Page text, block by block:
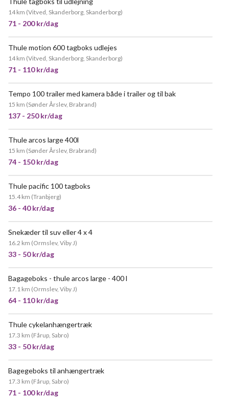
14 km (Vitved, Skanderborg, Skanderborg)
71 - 200 kr/dag
Thule motion 600 tagboks udlejes
14 km (Vitved, Skanderborg, Skanderborg)
71 - 110 kr/dag
MEGET POPULÆR
Tempo 100 trailer med kamera både i trailer og til bak
15 km (Sønder Årslev, Brabrand)
137 - 250 kr/dag
Thule arcos large 400l
15 km (Sønder Årslev, Brabrand)
74 - 150 kr/dag
Thule pacific 100 tagboks
15.4 km (Tranbjerg)
36 - 40 kr/dag
Snekæder til suv eller 4 x 4
16.2 km (Ormslev, Viby J)
33 - 50 kr/dag
Bagageboks - thule arcos large - 400 l
17.1 km (Ormslev, Viby J)
64 - 110 kr/dag
Thule cykelanhængertræk
17.3 km (Fårup, Sabro)
33 - 50 kr/dag
Bagegeboks til anhængertræk
17.3 km (Fårup, Sabro)
71 - 100 kr/dag